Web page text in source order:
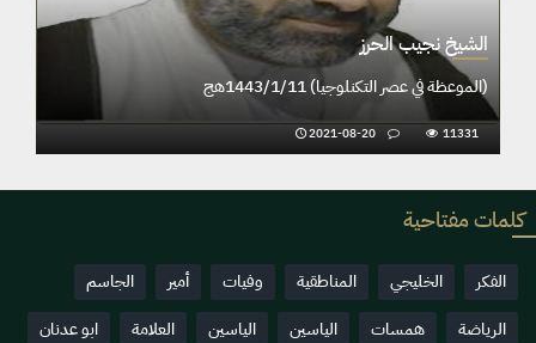
الشيخ نجيب الحرز
(الموعظة في عصر التكنلوجيا) 1443/1/11هج
11331
كلمات مفتاحية
الفكر الخليجي المناطقية وفيات أمير
الجاسم
الرياضة
همسات الياسين الياسين العلامة
ابو عدنان